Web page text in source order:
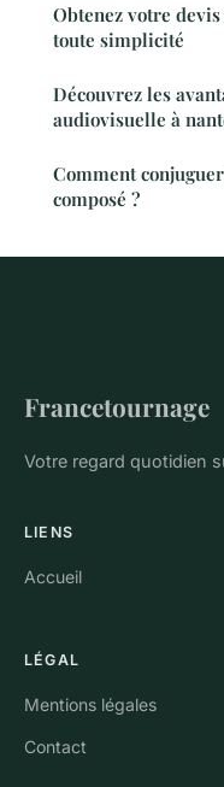
Obtenez votre
toute simplicité
Découvrez les
audiovisuelle à
Comment
composé ?
Francetournage
Votre regard quotidien
LIENS
Accueil
LÉGAL
Mentions légales
Contact